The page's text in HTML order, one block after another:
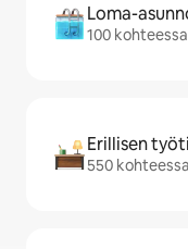
Loma-
100
Erillisen
550